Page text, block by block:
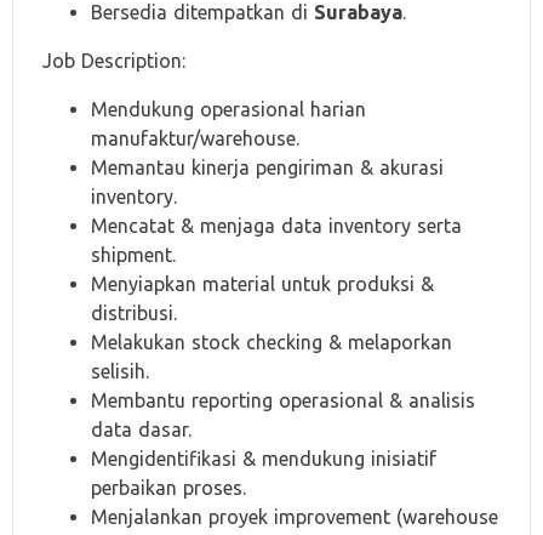
Bersedia ditempatkan di Surabaya.
Job Description:
Mendukung operasional harian
manufaktur/warehouse.
Memantau kinerja pengiriman & akurasi
inventory.
Mencatat & menjaga data inventory serta
shipment.
Menyiapkan material untuk produksi &
distribusi.
Melakukan stock checking & melaporkan
selisih.
Membantu reporting operasional & analisis
data dasar.
Mengidentifikasi & mendukung inisiatif
perbaikan proses.
Menjalankan proyek improvement (warehouse